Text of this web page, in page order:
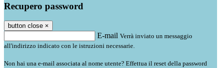
Recupero password
button close ×
E-mail Verrà inviato un messaggio
all'indirizzo indicato con le istruzioni necessarie.
Non hai una e-mail associata al nome utente? Effettua il reset della password